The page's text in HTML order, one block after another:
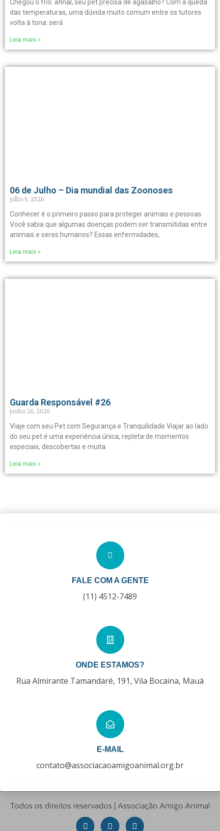
Chegou o frio: afinal, seu pet precisa de agasalho? Com a queda
das temperaturas, uma dúvida muito comum entre os tutores
volta à tona: será
Leia mais »
06 de Julho – Dia mundial das Zoonoses
julho 6, 2026
Conhecer é o primeiro passo para proteger animais e pessoas
Você sabia que algumas doenças podem ser transmitidas entre
animais e seres humanos? Essas enfermidades,
Leia mais »
Guarda Responsável #26
junho 26, 2026
Viaje com seu Pet com Segurança e Tranquilidade Viajar ao lado
do seu pet é uma experiência única, repleta de momentos
especiais, descobertas e muita
Leia mais »
FALE COM A GENTE
(11) 4512-7489
ONDE ESTAMOS?
Rua Almirante Tamandaré, 191, Vila Bocaina, Mauá
E-MAIL
contato@associacaoamigoanimal.org.br
Todos os direitos reservados | Associação Amigo Animal